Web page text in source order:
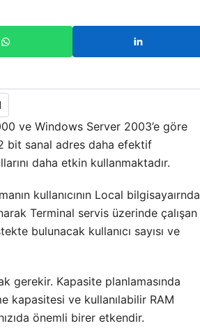
ve Windows Server 2003’e göre
bit sanal adres daha efektif
daha etkin kullanmaktadır.
kullanıcının Local bilgisayaırnda
Terminal servis üzerinde çalışan
bulunacak kullanıcı sayısı ve
gerekir. Kapasite planlamasında
kapasitesi ve kullanılabilir RAM
önemli birer etkendir.